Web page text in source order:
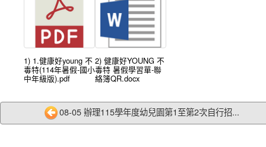
1) 1.健康好young 不
毒特(114年暑假-國小
中年級版).pdf
2) 健康好YOUNG 不
毒特 暑假學習單-聯
絡簿QR.docx
08-05 辦理115學年度幼兒園第1至第2次自行招...